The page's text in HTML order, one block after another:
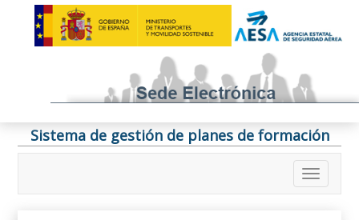
Sistema de gestión de planes de formación